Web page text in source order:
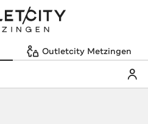
Outletcity Metzingen